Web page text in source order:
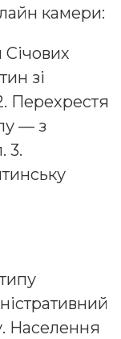
камери:
зі
Перехрестя
— з
3.
Населення